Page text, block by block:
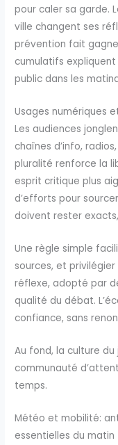
pour caler sa garde.
ville changent ses
prévention fait
cumulatifs
public dans les
Usages numériques
Les audiences
chaînes d’info,
pluralité renforce la
esprit critique plus
d’efforts pour
doivent rester
Une règle simple
sources, et privilégier
réflexe, adopté par
qualité du débat.
confiance, sans
Au fond, la culture
communauté
temps.
Météo et mobilité:
essentielles du matin